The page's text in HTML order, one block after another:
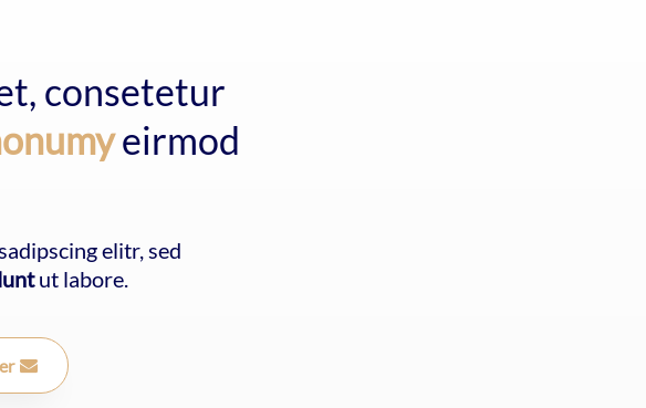
consetetur
eirmod
elitr, sed
ut labore.